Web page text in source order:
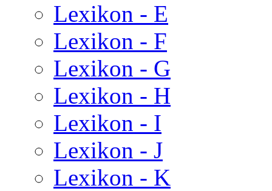
Lexikon - E
Lexikon - F
Lexikon - G
Lexikon - H
Lexikon - I
Lexikon - J
Lexikon - K